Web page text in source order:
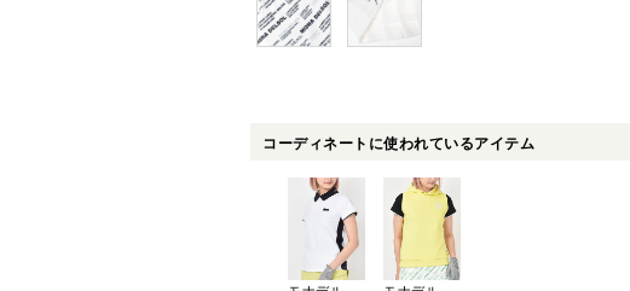
コーディネートに使われているアイテム